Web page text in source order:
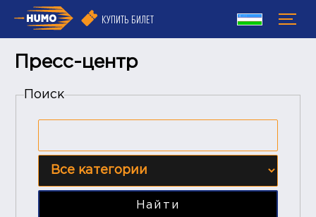
КУПИТЬ БИЛЕТ
Пресс-центр
Поиск
Найти